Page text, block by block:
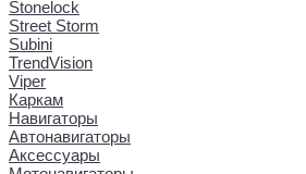
Stonelock
Street Storm
Subini
TrendVision
Viper
Каркам
Навигаторы
Автонавигаторы
Аксессуары